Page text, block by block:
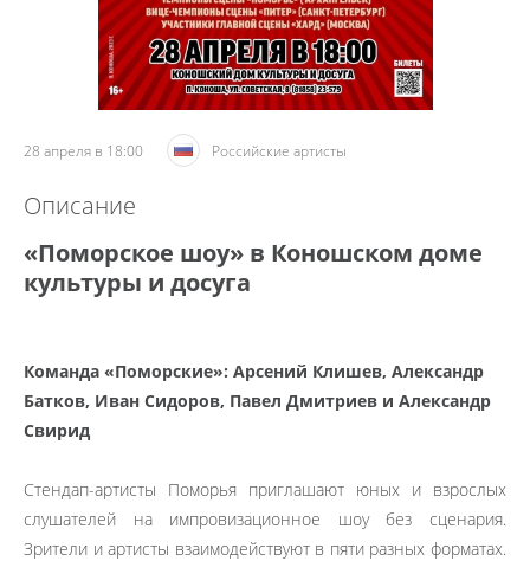
28 апреля в 18:00 Российские артисты
Описание
«Поморское шоу» в Коношском доме
культуры и досуга
Команда «Поморские»: Арсений Клишев, Александр
Батков, Иван Сидоров, Павел Дмитриев и Александр
Свирид
Стендап-артисты Поморья приглашают юных и взрослых
слушателей на импровизационное шоу без сценария.
Зрители и артисты взаимодействуют в пяти разных форматах.